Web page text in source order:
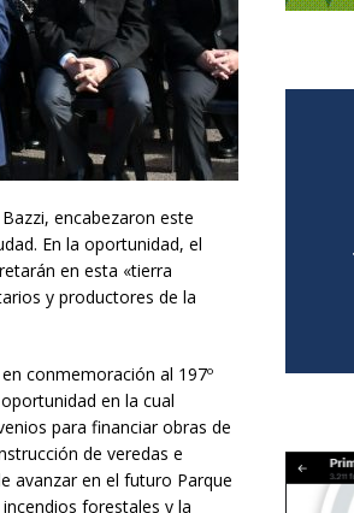
encabezaron este
En la oportunidad, el
en esta «tierra
y productores de la
conmemoración al 197º
en la cual
para financiar obras de
de veredas e
avanzar en el futuro Parque
forestales y la